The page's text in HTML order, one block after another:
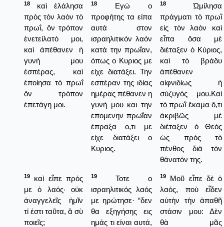
18
καὶ ἐλάλησα
πρὸς τὸν λαὸν τὸ
πρωΐ, ὃν τρόπον
ἐνετείλατό μοι,
καὶ ἀπέθανεν ἡ
γυνή μου
ἑσπέρας, καὶ
ἐποίησα τὸ πρωΐ
ὃν τρόπον
ἐπετάγη μοι.
18
Εγώ ο
προφήτης τα είπα
αυτά στον
ισραηλιτικόν λαόν
κατά την πρωΐαν,
όπως ο Κυριος με
είχε διατάξει. Την
εσπέραν της ιδίας
ημέρας πέθανεν η
γυνή μου και την
επομενην πρωΐαν
έπραξα ο,τι με
είχε διατάξει ο
Κυριος.
18
Ὡμίλησα
πράγματι τὸ πρωῒ
εἰς τὸν λαὸν καὶ
εἶπα ὅσα μὲ
διέταξεν ὁ Κύριος,
καὶ τὸ βράδυ
ἀπέθανεν
αἰφνιδίως ἡ
σύζυγός μου.Καὶ
τὸ πρωῒ ἔκαμα ὅ,τι
ἀκριβῶς μὲ
διέταξεν ὁ Θεὸς
ὡς πρὸς τὸ
πένθος διὰ τὸν
θάνατόν της.
19
καὶ εἶπε πρός
με ὁ λαός· οὐκ
ἀναγγελεῖς ἡμῖν
τί ἐστι ταῦτα, ἃ σὺ
ποιεῖς;
19
Τοτε ο
ισραηλιτικός λαός
με ηρώτησε· “δεν
θα εξηγήσης εις
ημάς τι είναι αυτά,
19
Μοῦ εἶπε δὲ ὁ
λαός, ποὺ εἶδεν
αὐτὴν τὴν ἀπαθῆ
στάσιν μου: Δὲν
θὰ μᾶς